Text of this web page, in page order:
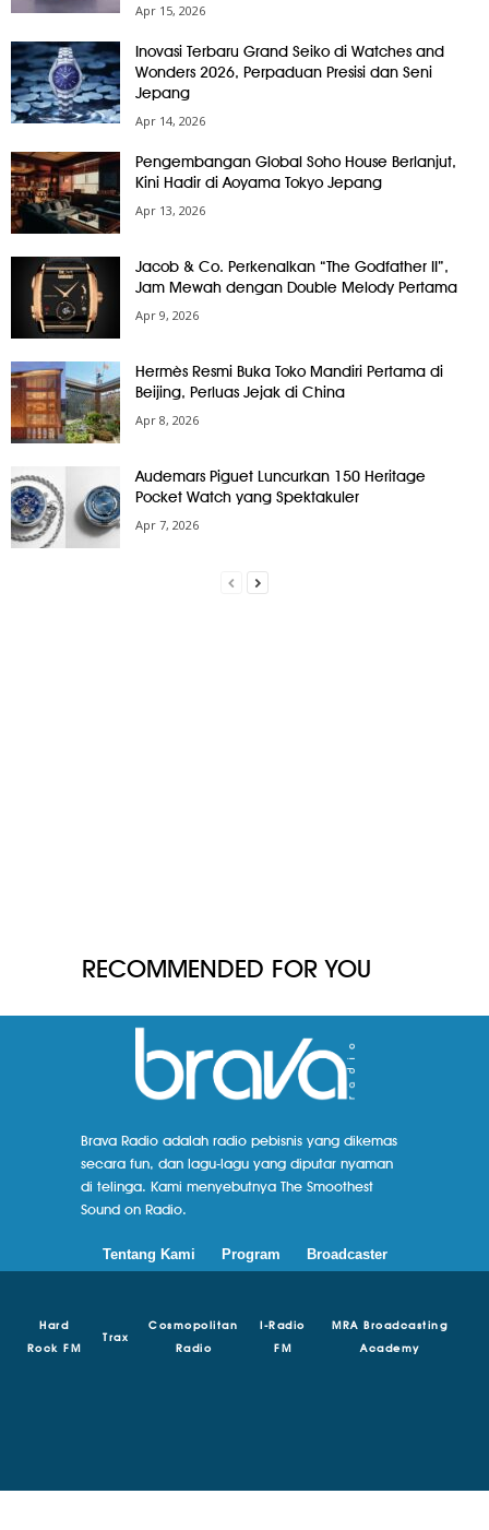
Apr 15, 2026
Inovasi Terbaru Grand Seiko di Watches and
Wonders 2026, Perpaduan Presisi dan Seni
Jepang
Apr 14, 2026
Pengembangan Global Soho House Berlanjut,
Kini Hadir di Aoyama Tokyo Jepang
Apr 13, 2026
Jacob & Co. Perkenalkan “The Godfather II”,
Jam Mewah dengan Double Melody Pertama
Apr 9, 2026
Hermès Resmi Buka Toko Mandiri Pertama di
Beijing, Perluas Jejak di China
Apr 8, 2026
Audemars Piguet Luncurkan 150 Heritage
Pocket Watch yang Spektakuler
Apr 7, 2026
RECOMMENDED FOR YOU
Brava Radio adalah radio pebisnis yang dikemas
secara fun, dan lagu-lagu yang diputar nyaman
di telinga. Kami menyebutnya The Smoothest
Sound on Radio.
Tentang Kami Program Broadcaster
Hard
Rock FM
Trax
Cosmopolitan
Radio
I-Radio
FM
MRA Broadcasting
Academy